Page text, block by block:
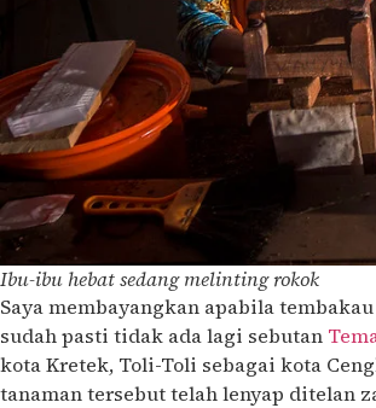
Ibu-ibu hebat sedang melinting rokok
Saya membayangkan apabila
sudah pasti tidak ada lagi sebutan
kota Kretek, Toli-Toli sebagai kota
tanaman tersebut telah lenyap ditelan